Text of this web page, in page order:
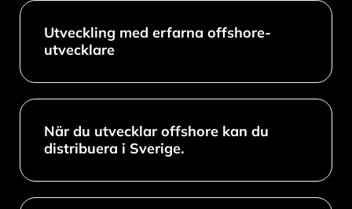
Utveckling med erfarna offshore-
utvecklare
När du utvecklar offshore kan du
distribuera i Sverige.